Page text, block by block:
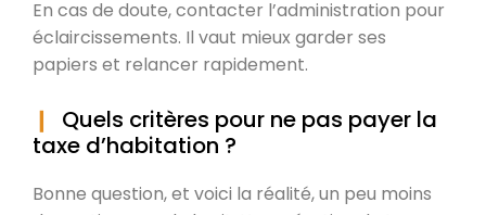
En cas de doute, contacter l’administration pour
éclaircissements. Il vaut mieux garder ses
papiers et relancer rapidement.
Quels critères pour ne pas payer la
taxe d’habitation ?
Bonne question, et voici la réalité, un peu moins